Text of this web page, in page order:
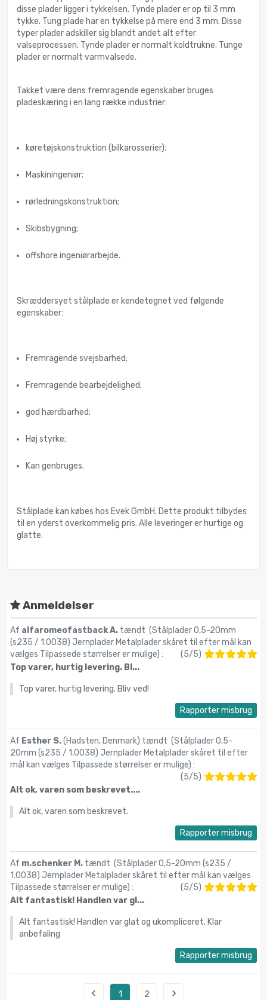
disse plader ligger i tykkelsen. Tynde plader er op til 3 mm
tykke. Tung plade har en tykkelse på mere end 3 mm. Disse
typer plader adskiller sig blandt andet alt efter
valseprocessen. Tynde plader er normalt koldtrukne. Tunge
plader er normalt varmvalsede.
Takket være dens fremragende egenskaber bruges
pladeskæring i en lang række industrier:
køretøjskonstruktion (bilkarosserier);
Maskiningeniør;
rørledningskonstruktion;
Skibsbygning;
offshore ingeniørarbejde.
Skræddersyet stålplade er kendetegnet ved følgende
egenskaber:
Fremragende svejsbarhed;
Fremragende bearbejdelighed;
god hærdbarhed;
Høj styrke;
Kan genbruges.
Stålplade kan købes hos Evek GmbH. Dette produkt tilbydes
til en yderst overkommelig pris. Alle leveringer er hurtige og
glatte.
Anmeldelser
Af alfaromeofastback A. tændt (Stålplader 0,5-20mm
(s235 / 1.0038) Jernplader Metalplader skåret til efter mål kan
vælges Tilpassede størrelser er mulige) : (5/5)
Top varer, hurtig levering. Bl...
Top varer, hurtig levering. Bliv ved!
Rapporter misbrug
Af Esther S.(Hadsten, Denmark) tændt (Stålplader 0,5-
20mm (s235 / 1.0038) Jernplader Metalplader skåret til efter
mål kan vælges Tilpassede størrelser er mulige) :
(5/5)
Alt ok, varen som beskrevet....
Alt ok, varen som beskrevet.
Rapporter misbrug
Af m.schenker M. tændt (Stålplader 0,5-20mm (s235 /
1.0038) Jernplader Metalplader skåret til efter mål kan vælges
Tilpassede størrelser er mulige) : (5/5)
Alt fantastisk! Handlen var gl...
Alt fantastisk! Handlen var glat og ukompliceret. Klar
anbefaling
Rapporter misbrug
 1 2 